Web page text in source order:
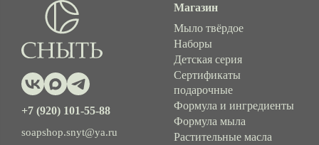
+7 (920) 101-55-88
soapshop.snyt@ya.ru
Магазин
Мыло твёрдое
Наборы
Детская серия
Сертификаты
подарочные
Формула и ингредиенты
Формула мыла
Растительные масла